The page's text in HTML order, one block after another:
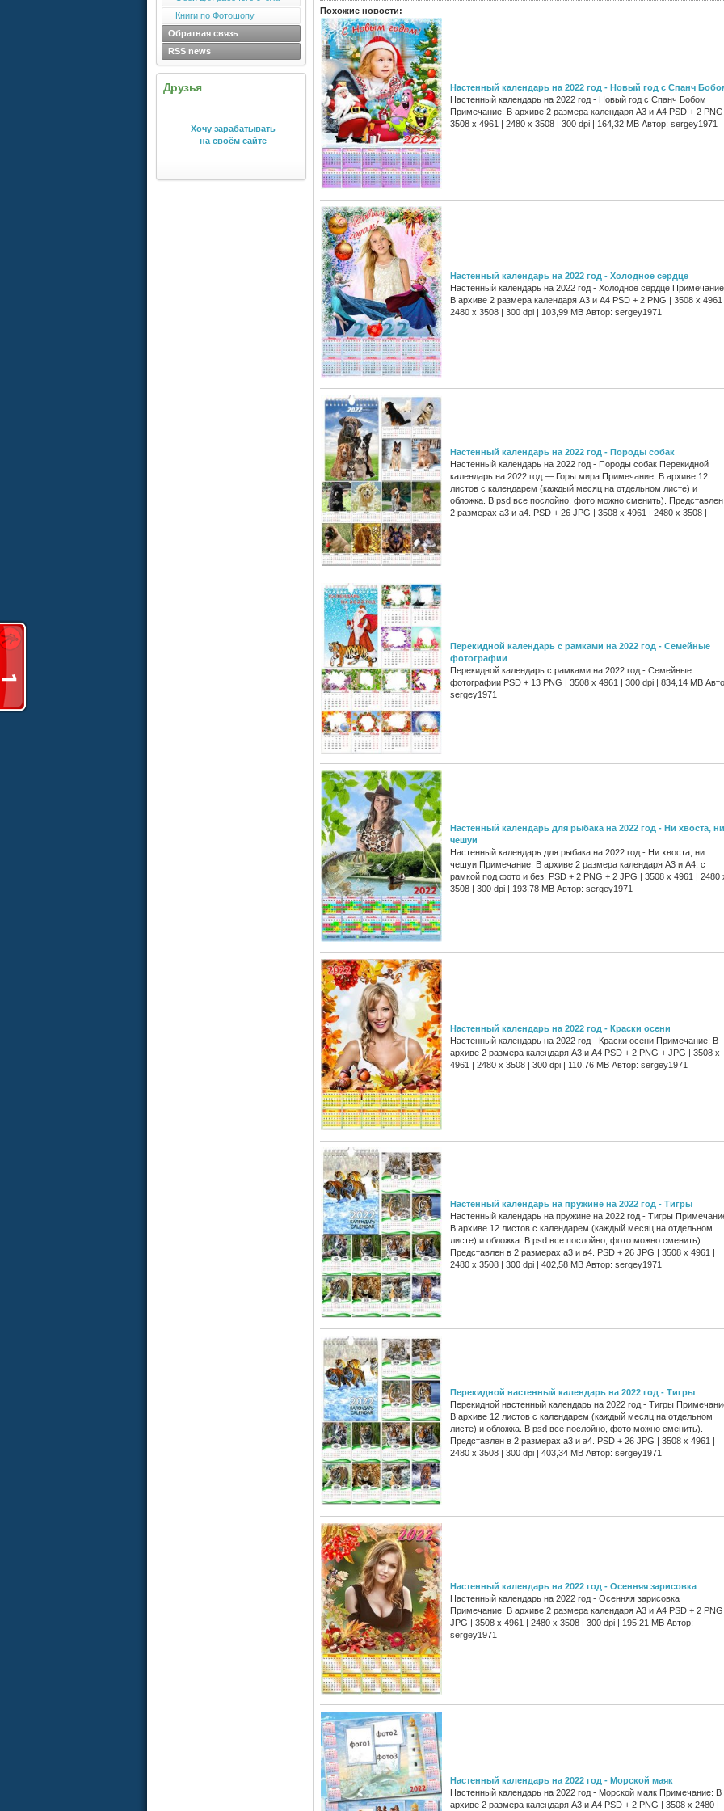
Книги по Фотошопу
Обратная связь
RSS news
Друзья
Хочу зарабатывать
на своём сайте
Похожие новости:
Настенный календарь на 2022 год - Новый год с Спанч
Настенный календарь на 2022 год - Новый год с Спанч Бобом
Примечание: В архиве 2 размера календаря А3 и А4 PSD + 2
3508 x 4961 | 2480 x 3508 | 300 dpi | 164,32 MB Автор: sergey1971
Настенный календарь на 2022 год - Холодное сердце
Настенный календарь на 2022 год - Холодное сердце
В архиве 2 размера календаря А3 и А4 PSD + 2 PNG | 3508 x 4961
2480 x 3508 | 300 dpi | 103,99 MB Автор: sergey1971
Настенный календарь на 2022 год - Породы собак
Настенный календарь на 2022 год - Породы собак Перекидной
календарь на 2022 год — Горы мира Примечание: В архиве 12
листов с календарем (каждый месяц на отдельном листе) и
обложка. В psd все послойно, фото можно сменить).
2 размерах а3 и а4. PSD + 26 JPG | 3508 x 4961 | 2480 x 3508 |
Перекидной календарь с рамками на 2022 год - Семейные
фотографии
Перекидной календарь с рамками на 2022 год - Семейные
фотографии PSD + 13 PNG | 3508 x 4961 | 300 dpi | 834,14 MB
sergey1971
Настенный календарь для рыбака на 2022 год - Ни хвоста, ни
чешуи
Настенный календарь для рыбака на 2022 год - Ни хвоста, ни
чешуи Примечание: В архиве 2 размера календаря А3 и А4, с
рамкой под фото и без. PSD + 2 PNG + 2 JPG | 3508 x 4961 | 2480
3508 | 300 dpi | 193,78 MB Автор: sergey1971
Настенный календарь на 2022 год - Краски осени
Настенный календарь на 2022 год - Краски осени Примечание: В
архиве 2 размера календаря А3 и А4 PSD + 2 PNG + JPG | 3508 x
4961 | 2480 x 3508 | 300 dpi | 110,76 MB Автор: sergey1971
Настенный календарь на пружине на 2022 год - Тигры
Настенный календарь на пружине на 2022 год - Тигры
В архиве 12 листов с календарем (каждый месяц на отдельном
листе) и обложка. В psd все послойно, фото можно сменить).
Представлен в 2 размерах а3 и а4. PSD + 26 JPG | 3508 x 4961 |
2480 x 3508 | 300 dpi | 402,58 MB Автор: sergey1971
Перекидной настенный календарь на 2022 год - Тигры
Перекидной настенный календарь на 2022 год - Тигры
В архиве 12 листов с календарем (каждый месяц на отдельном
листе) и обложка. В psd все послойно, фото можно сменить).
Представлен в 2 размерах а3 и а4. PSD + 26 JPG | 3508 x 4961 |
2480 x 3508 | 300 dpi | 403,34 MB Автор: sergey1971
Настенный календарь на 2022 год - Осенняя зарисовка
Настенный календарь на 2022 год - Осенняя зарисовка
Примечание: В архиве 2 размера календаря А3 и А4 PSD + 2
JPG | 3508 x 4961 | 2480 x 3508 | 300 dpi | 195,21 MB Автор:
sergey1971
Настенный календарь на 2022 год - Морской маяк
Настенный календарь на 2022 год - Морской маяк Примечание: В
архиве 2 размера календаря А3 и А4 PSD + 2 PNG | 3508 x 2480 |